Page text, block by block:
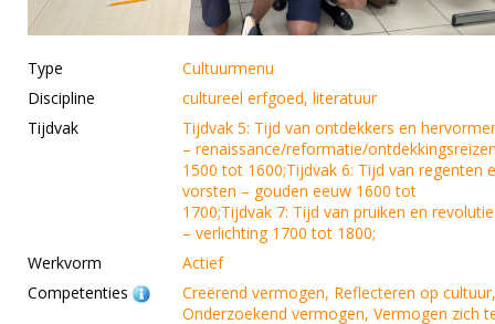
Type
Cultuurmenu
Discipline
cultureel erfgoed, literatuur
Tijdvak
Tijdvak 5: Tijd van ontdekkers en
– renaissance/reformatie/
1500 tot 1600;Tijdvak 6: Tijd van regenten
vorsten – gouden eeuw 1600 tot
1700;Tijdvak 7: Tijd van pruiken en
– verlichting 1700 tot 1800;
Werkvorm
Actief
Competenties
Creërend vermogen, Reflecteren op
Onderzoekend vermogen, Vermogen zich